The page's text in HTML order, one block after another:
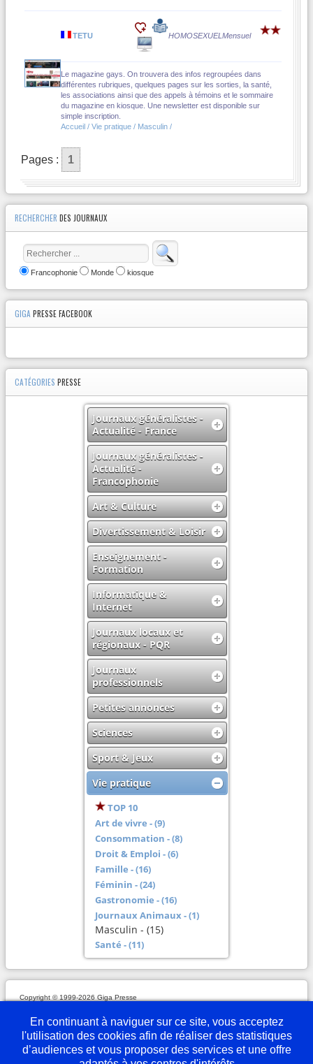
TETU HOMOSEXUEL Mensuel
Le magazine gays. On trouvera des infos regroupées dans
différentes rubriques, quelques pages sur les sorties, la santé,
les associations ainsi que des appels à témoins et le sommaire
du magazine en kiosque. Une newsletter est disponible sur
simple inscription.
Accueil / Vie pratique / Masculin /
Pages : 1
RECHERCHER DES JOURNAUX
Francophonie Monde kiosque
GIGAPRESSE FACEBOOK
CATÉGORIES PRESSE
Journaux généralistes -
Actualité - France
Journaux généralistes -
Actualité -
Francophonie
Art & Culture
Divertissement & Loisir
Enseignement -
Formation
Informatique &
Internet
Journaux locaux et
régionaux - PQR
Journaux
professionnels
Petites annonces
Sciences
Sport & Jeux
Vie pratique
TOP 10
Art de vivre - (9)
Consommation - (8)
Droit & Emploi - (6)
Famille - (16)
Féminin - (24)
Gastronomie - (16)
Journaux Animaux - (1)
Masculin - (15)
Santé - (11)
Copyright © 1999-2026 Giga Presse
Nous écrire
En continuant à naviguer sur ce site, vous acceptez
l'utilisation des cookies afin de réaliser des statistiques
d’audiences et vous proposer des services et une offre